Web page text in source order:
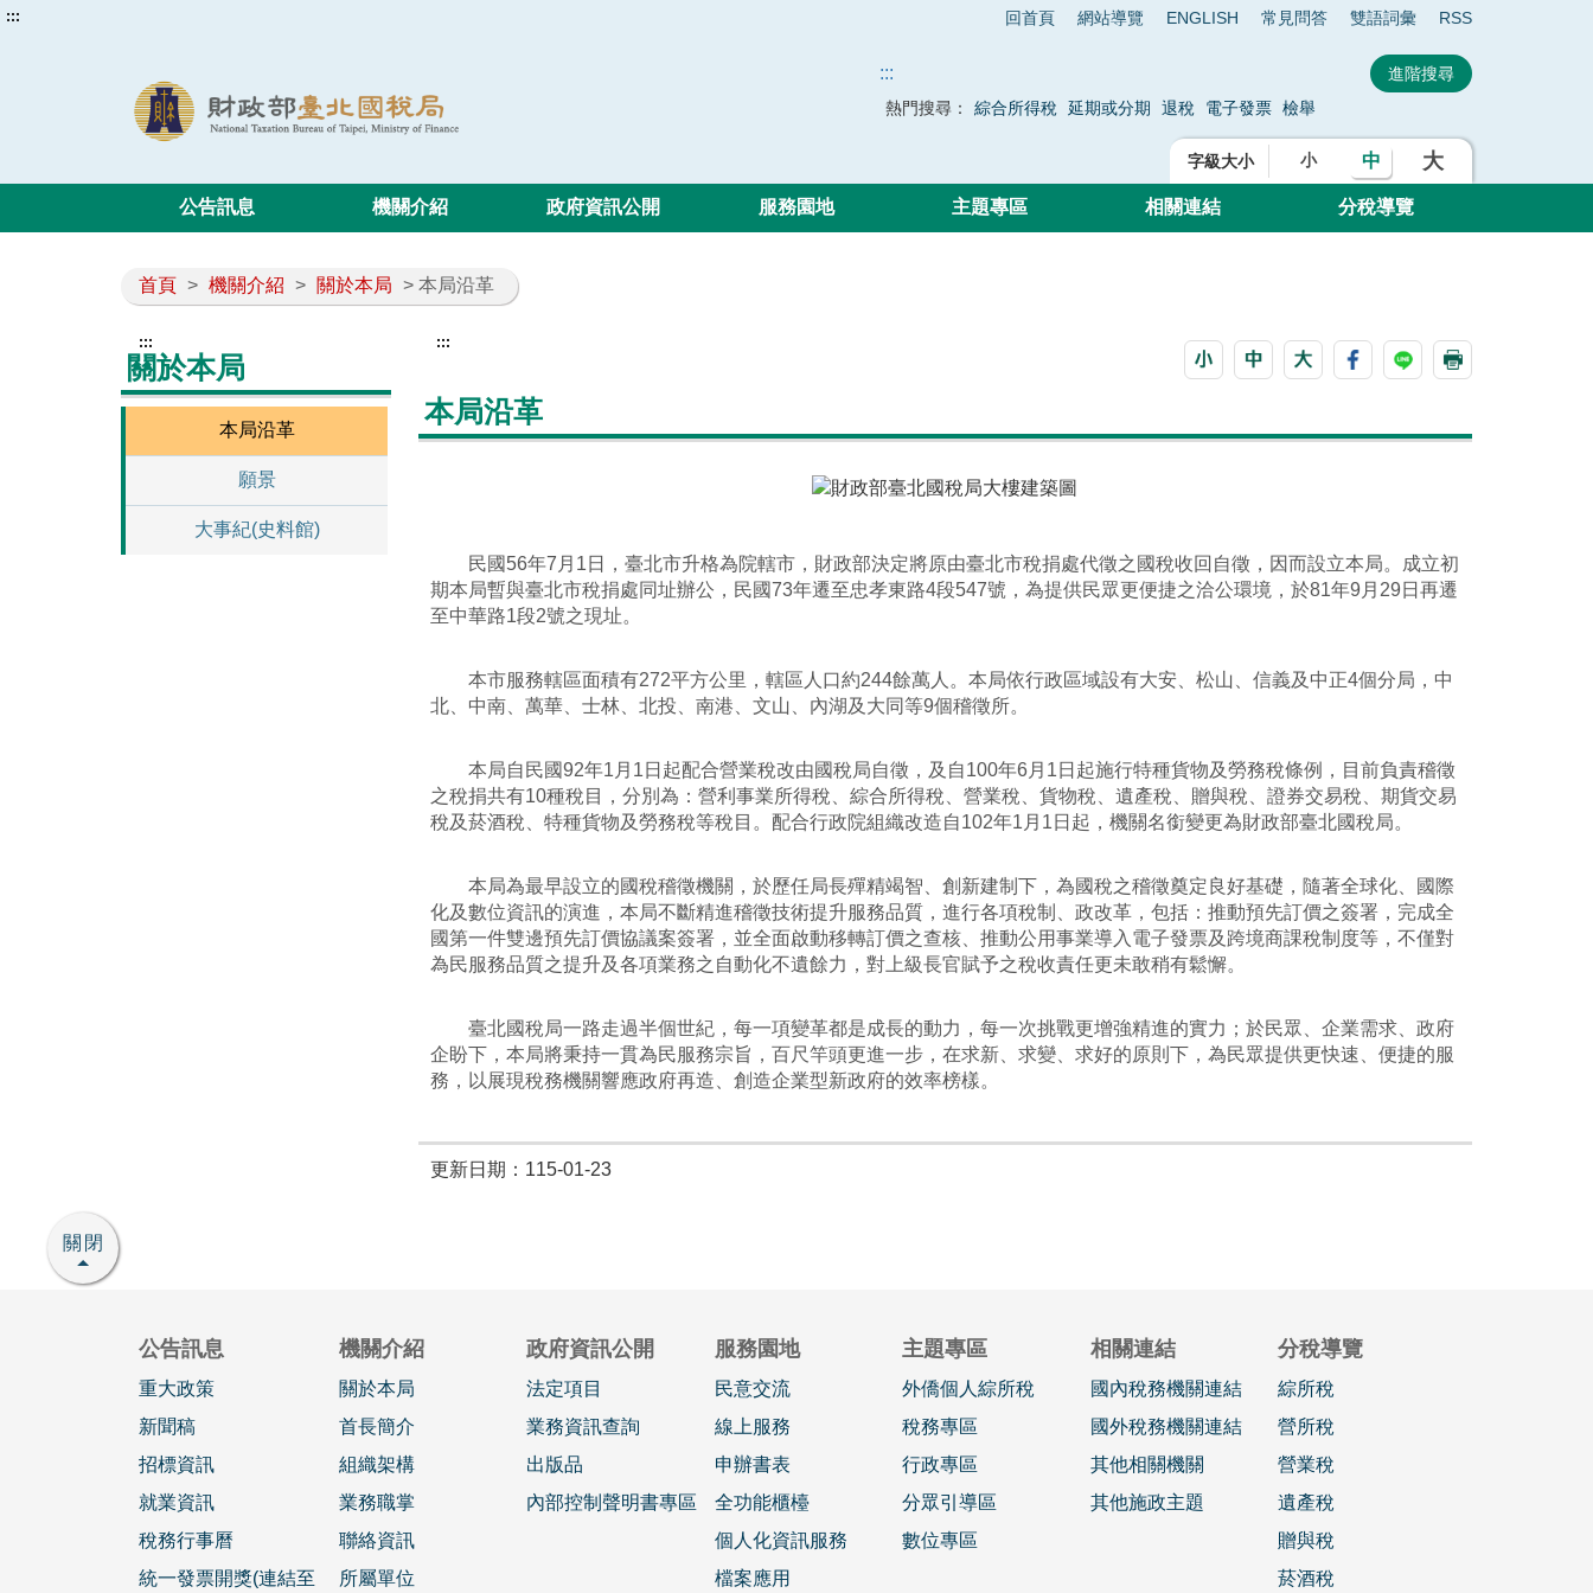
::: 回首頁 網站導覽 ENGLISH 常見問答 雙語詞彙 RSS
:::
熱門搜尋： 綜合所得稅 延期或分期 退稅 電子發票 檢舉
字級大小 小 中 大
公告訊息 機關介紹 政府資訊公開 服務園地 主題專區 相關連結 分稅導覽
首頁 > 機關介紹 > 關於本局 > 本局沿革
:::
關於本局
本局沿革
願景
大事紀(史料館)
:::
本局沿革
民國56年7月1日，臺北市升格為院轄市，財政部決定將原由臺北市稅捐處代徵之國稅收回自徵，因而設立本局。成立初
期本局暫與臺北市稅捐處同址辦公，民國73年遷至忠孝東路4段547號，為提供民眾更便捷之洽公環境，於81年9月29日再遷
至中華路1段2號之現址。
本市服務轄區面積有272平方公里，轄區人口約244餘萬人。本局依行政區域設有大安、松山、信義及中正4個分局，中
北、中南、萬華、士林、北投、南港、文山、內湖及大同等9個稽徵所。
本局自民國92年1月1日起配合營業稅改由國稅局自徵，及自100年6月1日起施行特種貨物及勞務稅條例，目前負責稽徵
之稅捐共有10種稅目，分別為：營利事業所得稅、綜合所得稅、營業稅、貨物稅、遺產稅、贈與稅、證券交易稅、期貨交易
稅及菸酒稅、特種貨物及勞務稅等稅目。配合行政院組織改造自102年1月1日起，機關名銜變更為財政部臺北國稅局。
本局為最早設立的國稅稽徵機關，於歷任局長殫精竭智、創新建制下，為國稅之稽徵奠定良好基礎，隨著全球化、國際
化及數位資訊的演進，本局不斷精進稽徵技術提升服務品質，進行各項稅制、政改革，包括：推動預先訂價之簽署，完成全
國第一件雙邊預先訂價協議案簽署，並全面啟動移轉訂價之查核、推動公用事業導入電子發票及跨境商課稅制度等，不僅對
為民服務品質之提升及各項業務之自動化不遺餘力，對上級長官賦予之稅收責任更未敢稍有鬆懈。
臺北國稅局一路走過半個世紀，每一項變革都是成長的動力，每一次挑戰更增強精進的實力；於民眾、企業需求、政府
企盼下，本局將秉持一貫為民服務宗旨，百尺竿頭更進一步，在求新、求變、求好的原則下，為民眾提供更快速、便捷的服
務，以展現稅務機關響應政府再造、創造企業型新政府的效率榜樣。
更新日期：115-01-23
關閉
公告訊息
重大政策
新聞稿
招標資訊
就業資訊
稅務行事曆
統一發票開獎(連結至
機關介紹
關於本局
首長簡介
組織架構
業務職掌
聯絡資訊
所屬單位
政府資訊公開
法定項目
業務資訊查詢
出版品
內部控制聲明書專區
服務園地
民意交流
線上服務
申辦書表
全功能櫃檯
個人化資訊服務
檔案應用
主題專區
外僑個人綜所稅
稅務專區
行政專區
分眾引導區
數位專區
相關連結
國內稅務機關連結
國外稅務機關連結
其他相關機關
其他施政主題
分稅導覽
綜所稅
營所稅
營業稅
遺產稅
贈與稅
菸酒稅